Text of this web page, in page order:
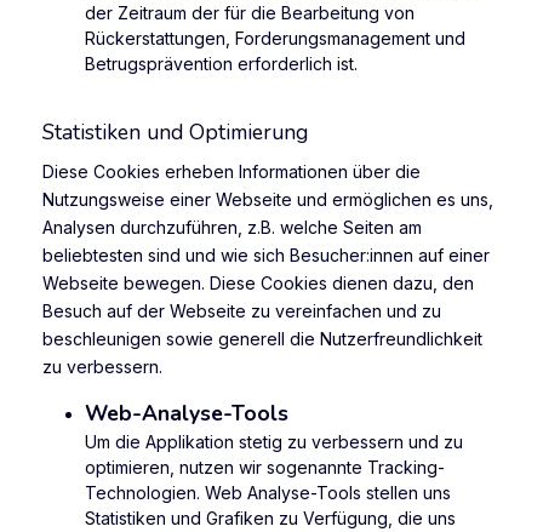
der Zeitraum der für die Bearbeitung von
Rückerstattungen, Forderungsmanagement und
Betrugsprävention erforderlich ist.
Statistiken und Optimierung
Diese Cookies erheben Informationen über die
Nutzungsweise einer Webseite und ermöglichen es uns,
Analysen durchzuführen, z.B. welche Seiten am
beliebtesten sind und wie sich Besucher:innen auf einer
Webseite bewegen. Diese Cookies dienen dazu, den
Besuch auf der Webseite zu vereinfachen und zu
beschleunigen sowie generell die Nutzerfreundlichkeit
zu verbessern.
Web-Analyse-Tools
Um die Applikation stetig zu verbessern und zu
optimieren, nutzen wir sogenannte Tracking-
Technologien. Web Analyse-Tools stellen uns
Statistiken und Grafiken zu Verfügung, die uns